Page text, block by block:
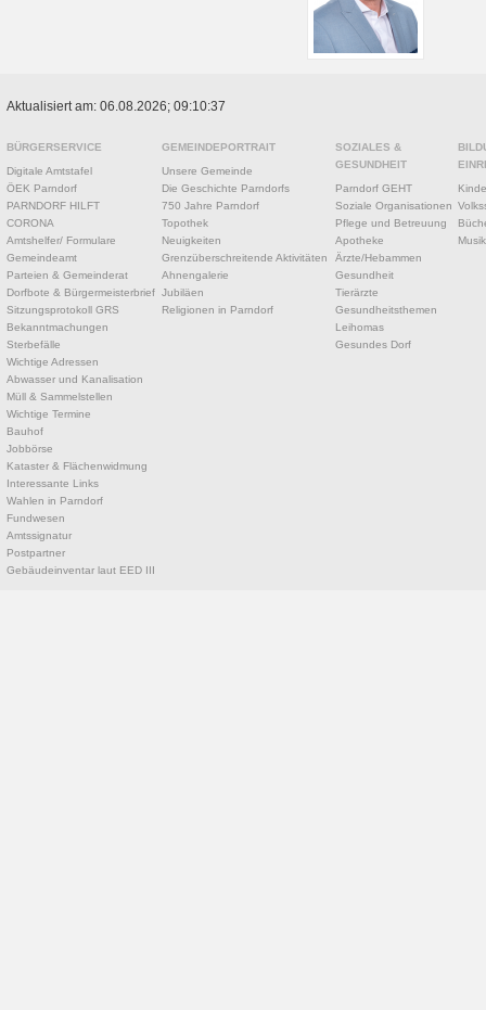
Aktualisiert am: 06.08.2026; 09:10:37
BÜRGERSERVICE
Digitale Amtstafel
ÖEK Parndorf
PARNDORF HILFT
CORONA
Amtshelfer/ Formulare
Gemeindeamt
Parteien & Gemeinderat
Dorfbote & Bürgermeisterbrief
Sitzungsprotokoll GRS
Bekanntmachungen
Sterbefälle
Wichtige Adressen
Abwasser und Kanalisation
Müll & Sammelstellen
Wichtige Termine
Bauhof
Jobbörse
Kataster & Flächenwidmung
Interessante Links
Wahlen in Parndorf
Fundwesen
Amtssignatur
Postpartner
Gebäudeinventar laut EED III
GEMEINDEPORTRAIT
Unsere Gemeinde
Die Geschichte Parndorfs
750 Jahre Parndorf
Topothek
Neuigkeiten
Grenzüberschreitende Aktivitäten
Ahnengalerie
Jubiläen
Religionen in Parndorf
SOZIALES &
GESUNDHEIT
Parndorf GEHT
Soziale Organisationen
Pflege und Betreuung
Apotheke
Ärzte/Hebammen
Gesundheit
Tierärzte
Gesundheitsthemen
Leihomas
Gesundes Dorf